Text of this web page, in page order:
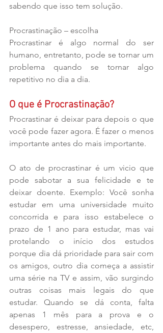
sabendo que isso tem solução.
Procrastinação – escolha
Procrastinar é algo normal do ser
humano, entretanto, pode se tornar um
problema quando se tornar algo
repetitivo no dia a dia.
O que é Procrastinação?
Procrastinar é deixar para depois o que
você pode fazer agora. É fazer o menos
importante antes do mais importante.
O ato de procrastinar é um vicio que
pode sabotar a sua felicidade e te
deixar doente. Exemplo: Você sonha
estudar em uma universidade muito
concorrida e para isso estabelece o
prazo de 1 ano para estudar, mas vai
protelando o início dos estudos
porque dia dá prioridade para sair com
os amigos, outro dia começa a assistir
uma série na TV e assim, vão surgindo
outras coisas mais legais do que
estudar. Quando se dá conta, falta
apenas 1 mês para a prova e o
desespero, estresse, ansiedade, etc,